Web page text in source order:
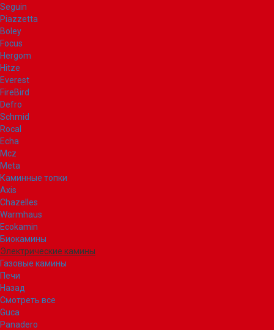
Seguin
Piazzetta
Boley
Focus
Hergom
Hitze
Everest
FireBird
Defro
Schmid
Rocal
Echa
Mcz
Meta
Каминные топки
Axis
Chazelles
Warmhaus
Ecokamin
Биокамины
Электрические камины
Газовые камины
Печи
Назад
Смотреть все
Guca
Panadero